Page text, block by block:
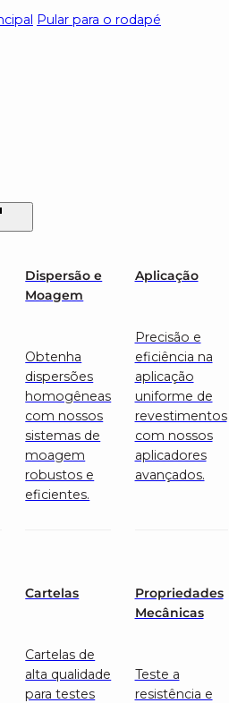
Pular para o rodapé
Dispersão e
Moagem
Obtenha
dispersões
homogêneas
com nossos
sistemas de
moagem
robustos e
eficientes.
Aplicação
Precisão e
eficiência na
aplicação
uniforme de
revestimentos
com nossos
aplicadores
avançados.
Cartelas
Cartelas de
alta qualidade
para testes
Propriedades
Mecânicas
Teste a
resistência e